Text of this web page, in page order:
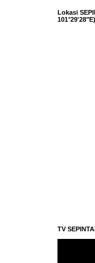
Lokasi
101°29'28"E)
TV